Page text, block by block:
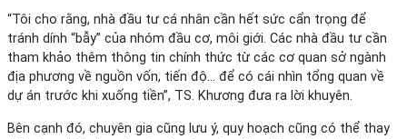
“Tôi cho rằng, nhà đầu tư cá nhân cần hết sức cẩn trọng để
tránh dính “bẫy” của nhóm đầu cơ, môi giới. Các nhà đầu tư cần
tham khảo thêm thông tin chính thức từ các cơ quan sở ngành
địa phương về nguồn vốn, tiến độ… để có cái nhìn tổng quan về
dự án trước khi xuống tiền”, TS. Khương đưa ra lời khuyên.
Bên cạnh đó, chuyên gia cũng lưu ý, quy hoạch cũng có thể thay